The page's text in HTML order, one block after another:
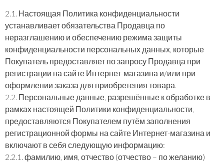
2.1. Настоящая Политика конфиденциальности
устанавливает обязательства Продавца по
неразглашению и обеспечению режима защиты
конфиденциальности персональных данных, которые
Покупатель предоставляет по запросу Продавца при
регистрации на сайте Интернет-магазина и/или при
оформлении заказа для приобретения товара.
2.2. Персональные данные, разрешённые к обработке в
рамках настоящей Политики конфиденциальности,
предоставляются Покупателем путём заполнения
регистрационной формы на сайте Интернет-магазина и
включают в себя следующую информацию:
2.2.1. фамилию, имя, отчество (отчество – по желанию)